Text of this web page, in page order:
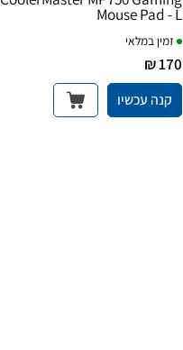
Mouse Pad - L
זמין במלאי
170 ₪
קנה עכשיו